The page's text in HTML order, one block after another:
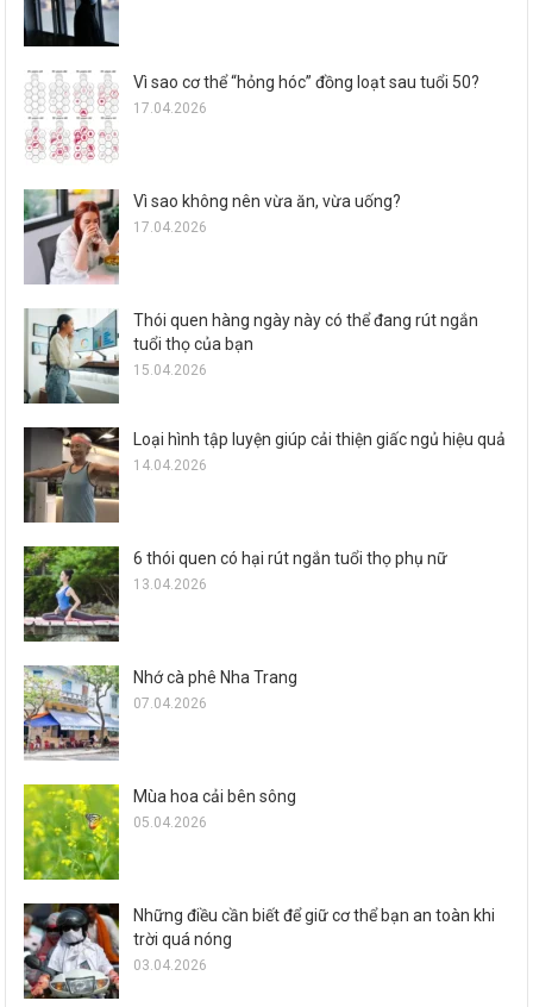
Vì sao cơ thể “hỏng hóc” đồng loạt sau tuổi 50?
17.04.2026
Vì sao không nên vừa ăn, vừa uống?
17.04.2026
Thói quen hàng ngày này có thể đang rút ngắn
tuổi thọ của bạn
15.04.2026
Loại hình tập luyện giúp cải thiện giấc ngủ hiệu quả
14.04.2026
6 thói quen có hại rút ngắn tuổi thọ phụ nữ
13.04.2026
Nhớ cà phê Nha Trang
07.04.2026
Mùa hoa cải bên sông
05.04.2026
Những điều cần biết để giữ cơ thể bạn an toàn khi
trời quá nóng
03.04.2026